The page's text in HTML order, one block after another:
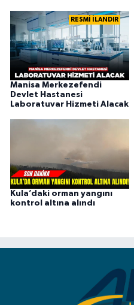
RESMİ İLANDIR
Manisa Merkezefendi
Devlet Hastanesi
Laboratuvar Hizmeti Alacak
Kula’daki orman yangını
kontrol altına alındı